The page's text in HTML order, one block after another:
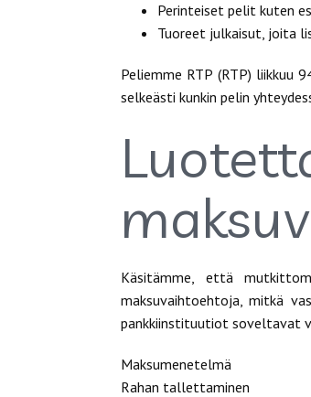
Perinteiset pelit kuten
Tuoreet julkaisut, joita
Peliemme RTP (RTP) liikkuu
selkeästi kunkin pelin
Käsitämme, että
maksuvaihtoehtoja, mitkä
pankkiinstituutiot soveltavat
Maksumenetelmä
Rahan tallettaminen